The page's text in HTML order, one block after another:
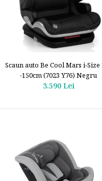
Scaun auto Be Cool Mars i-Size
-150cm (7023 Y76) Negru
3.590 Lei